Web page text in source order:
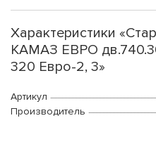
Характеристики
КАМАЗ ЕВРО
320 Евро-2, 3»
Артикул
Производитель